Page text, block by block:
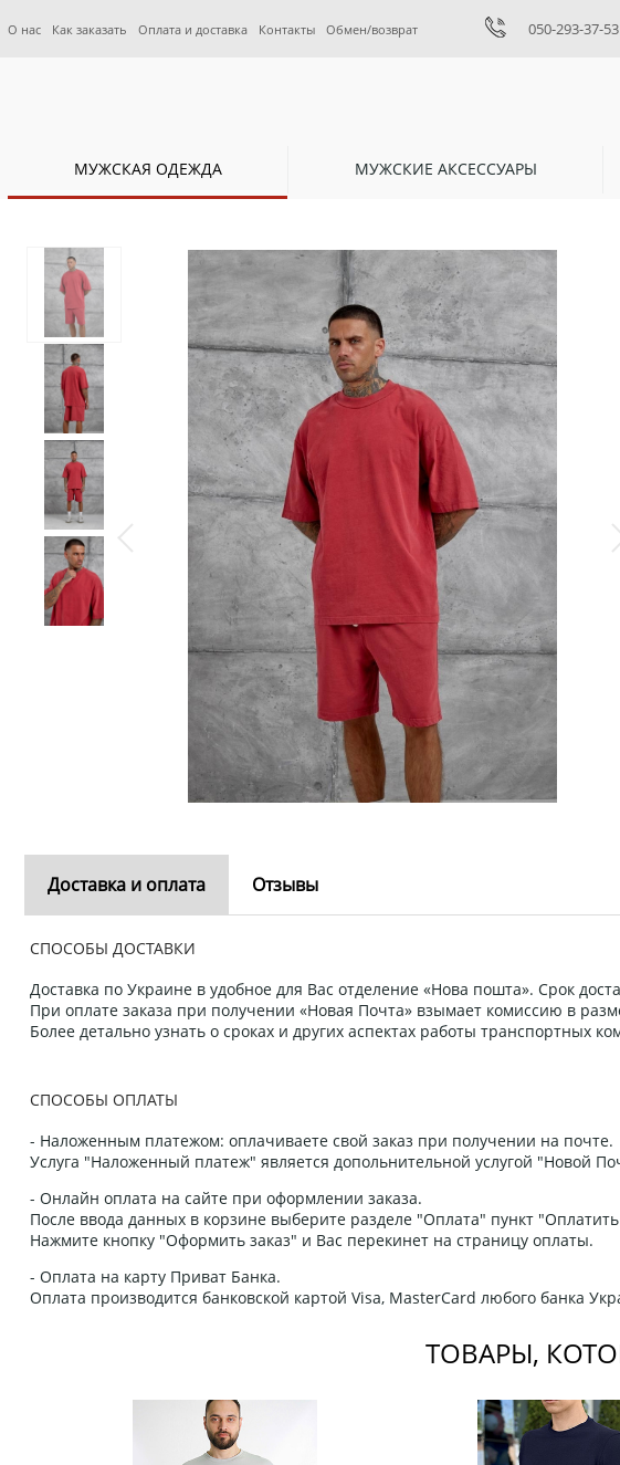
О нас Как заказать Оплата и доставка Контакты Обмен/возврат 050-293-37-53
МУЖСКАЯ ОДЕЖДА МУЖСКИЕ АКСЕССУАРЫ
Доставка и оплата Отзывы
СПОСОБЫ ДОСТАВКИ
Доставка по Украине в удобное для Вас отделение «Нова пошта». Срок
При оплате заказа при получении «Новая Почта» взымает комиссию в
Более детально узнать о сроках и других аспектах работы транспортных
СПОСОБЫ ОПЛАТЫ
- Наложенным платежом: оплачиваете свой заказ при получении на почте.
Услуга "Наложенный платеж" является допольнительной услугой "Новой
- Онлайн оплата на сайте при оформлении заказа.
После ввода данных в корзине выберите разделе "Оплата" пункт
Нажмите кнопку "Оформить заказ" и Вас перекинет на страницу оплаты.
- Оплата на карту Приват Банка.
Оплата производится банковской картой Visa, MasterCard любого банка
ТОВАРЫ,